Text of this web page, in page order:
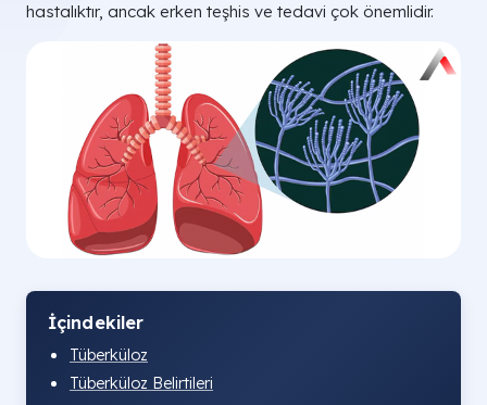
hastalıktır, ancak erken teşhis ve tedavi çok önemlidir.
İçindekiler
Tüberküloz
Tüberküloz Belirtileri